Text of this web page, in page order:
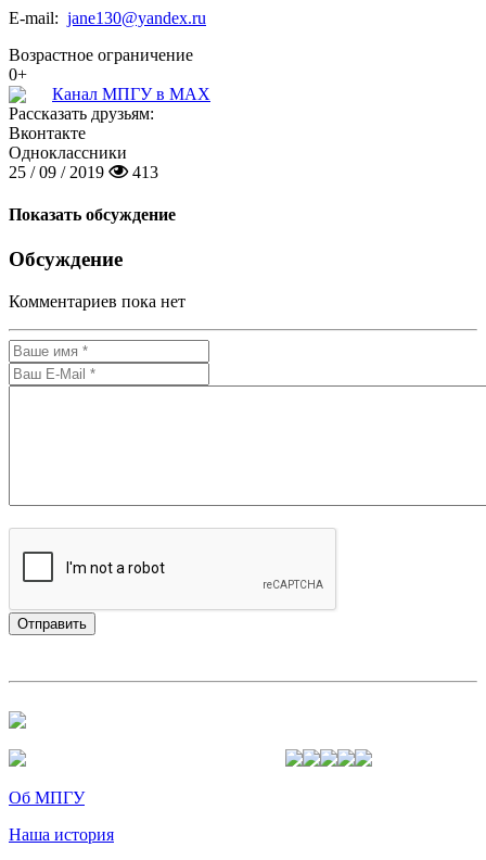
E-mail: jane130@yandex.ru
Возрастное ограничение
0+
Канал МПГУ в MAX
Рассказать друзьям:
Вконтакте
Одноклассники
25 / 09 / 2019
413
Показать обсуждение
Обсуждение
Комментариев пока нет
Об МПГУ
Наша история